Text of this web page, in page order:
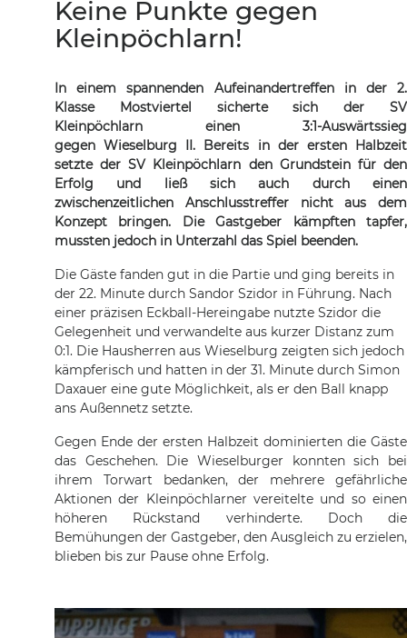
Keine Punkte gegen
Kleinpöchlarn!
In einem spannenden Aufeinandertreffen in der 2.
Klasse Mostviertel sicherte sich der SV
Kleinpöchlarn einen 3:1-Auswärtssieg
gegen Wieselburg II. Bereits in der ersten Halbzeit
setzte der SV Kleinpöchlarn den Grundstein für den
Erfolg und ließ sich auch durch einen
zwischenzeitlichen Anschlusstreffer nicht aus dem
Konzept bringen. Die Gastgeber kämpften tapfer,
mussten jedoch in Unterzahl das Spiel beenden.
Die Gäste fanden gut in die Partie und ging bereits in
der 22. Minute durch Sandor Szidor in Führung. Nach
einer präzisen Eckball-Hereingabe nutzte Szidor die
Gelegenheit und verwandelte aus kurzer Distanz zum
0:1. Die Hausherren aus Wieselburg zeigten sich jedoch
kämpferisch und hatten in der 31. Minute durch Simon
Daxauer eine gute Möglichkeit, als er den Ball knapp
ans Außennetz setzte.
Gegen Ende der ersten Halbzeit dominierten die Gäste
das Geschehen. Die Wieselburger konnten sich bei
ihrem Torwart bedanken, der mehrere gefährliche
Aktionen der Kleinpöchlarner vereitelte und so einen
höheren Rückstand verhinderte. Doch die
Bemühungen der Gastgeber, den Ausgleich zu erzielen,
blieben bis zur Pause ohne Erfolg.